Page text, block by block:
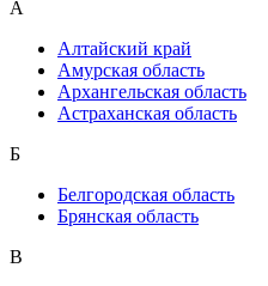
А
Алтайский край
Амурская область
Архангельская область
Астраханская область
Б
Белгородская область
Брянская область
В